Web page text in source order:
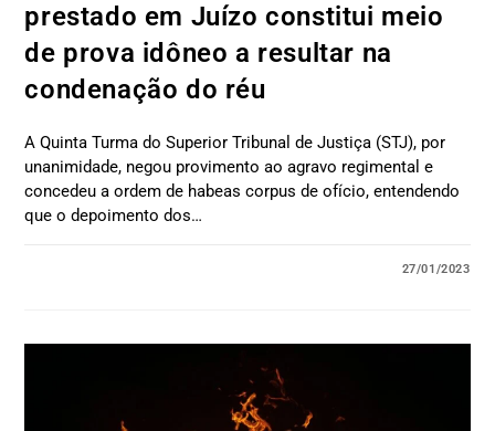
prestado em Juízo constitui meio
de prova idôneo a resultar na
condenação do réu
A Quinta Turma do Superior Tribunal de Justiça (STJ), por
unanimidade, negou provimento ao agravo regimental e
concedeu a ordem de habeas corpus de ofício, entendendo
que o depoimento dos…
27/01/2023